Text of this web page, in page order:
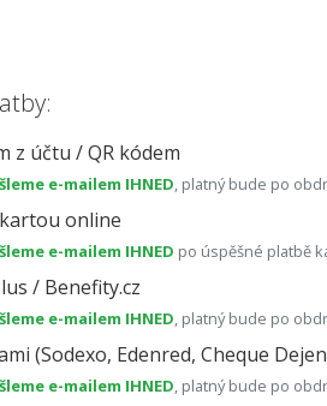
z účtu / QR kódem
e-mailem IHNED, platný bude po
online
e-mailem IHNED po úspěšné platbě
/ Benefity.cz
e-mailem IHNED, platný bude po
(Sodexo, Edenred, Cheque
e-mailem IHNED, platný bude po